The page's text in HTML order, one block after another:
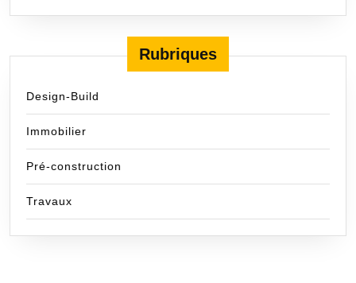
Rubriques
Design-Build
Immobilier
Pré-construction
Travaux